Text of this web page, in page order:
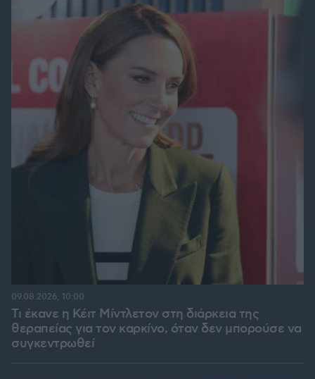
Τι έκανε η Κέιτ Μίντλετον στη διάρκεια της
θεραπείας για τον καρκίνο, όταν δεν μπορούσε να
συγκεντρωθεί
09.08.2026, 10:00